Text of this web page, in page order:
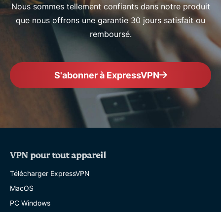
Nous sommes tellement confiants dans notre produit
que nous offrons une garantie 30 jours satisfait ou
remboursé.
S'abonner à ExpressVPN
VPN pour tout appareil
Télécharger ExpressVPN
MacOS
PC Windows